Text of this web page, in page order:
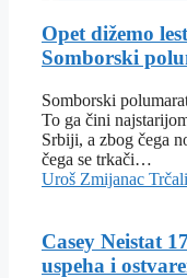
Opet dižemo
Somborski
Somborski
To ga čini
Srbiji, a zbog čega
čega se trkači…
Uroš Zmijanac
Casey Neistat
uspeha i